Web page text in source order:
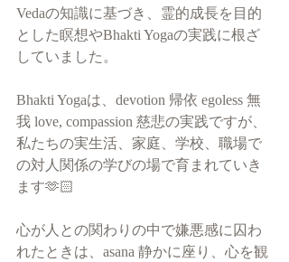
Vedaの知識に基づき、霊的成長を目的
とした瞑想やBhakti Yogaの実践に根ざ
していました。
Bhakti Yogaは、devotion 帰依 egoless 無
我 love, compassion 慈悲の実践ですが、
私たちの実生活、家庭、学校、職場で
の対人関係の学びの場で育まれていき
ます🫶🏻
心が人との関わりの中で嫌悪感に囚わ
れたときは、asana 静かに座り、心を観